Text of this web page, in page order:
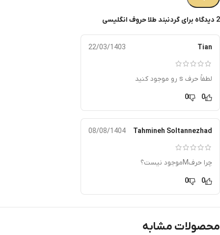
2 دیدگاه برای گردنبند طلا حروف انگلیسی
Tian
22/03/1403
لطفاً حرف s رو موجود کنید
0
0
Tahmineh Soltannezhad
08/08/1404
چرا حرفMموجود نیست؟
0
0
محصولات مشابه